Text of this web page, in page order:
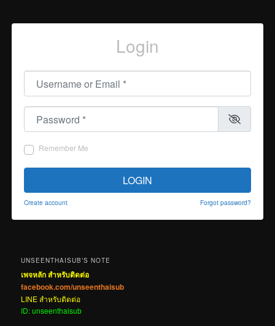
Login
Username or Email
Password
Remember Me
LOGIN
Create account Forgot password?
UNSEENTHAISUB’S NOTE
เพจหลัก สำหรับติดต่อ
facebook.com/unseenthaisub
LINE สำหรับติดต่อ
ID: unseenthaisub